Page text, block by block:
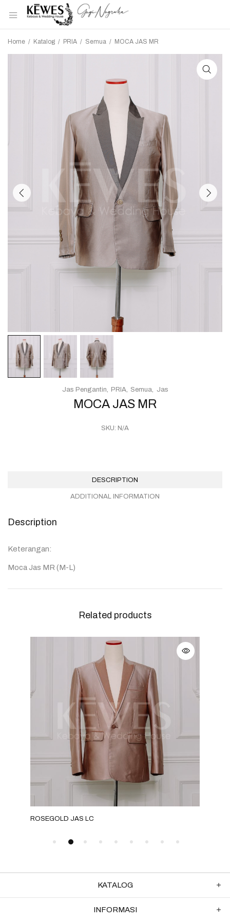
Home / Katalog / PRIA / Semua / MOCA JAS MR
MOCA JAS MR
SKU: N/A
Jas Pengantin PRIA Semua Jas
DESCRIPTION
ADDITIONAL INFORMATION
Description
Keterangan:
Moca Jas MR (M-L)
Related products
ROSEGOLD JAS LC
KATALOG
INFORMASI